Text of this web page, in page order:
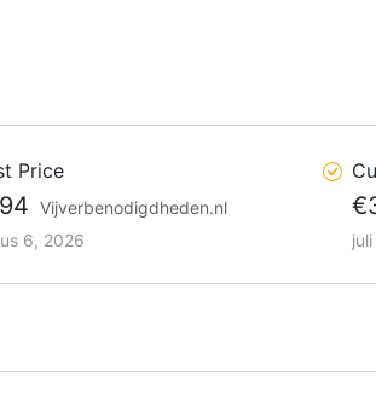
Price
Vijverbenodigdheden.nl
6, 2026